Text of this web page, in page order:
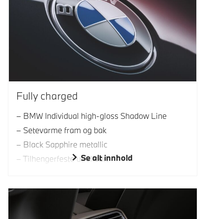
Fully charged
BMW Individual high-gloss Shadow Line
Setevarme fram og bak
Black Sapphire metallic
Tilhengerfeste utfellbart
Se alt innhold